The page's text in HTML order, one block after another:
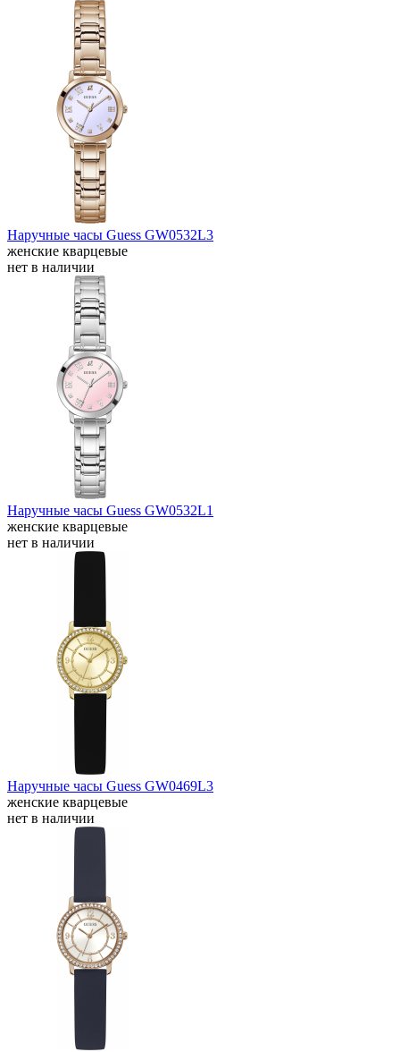
Наручные часы Guess GW0532L3
женские кварцевые
нет в наличии
Наручные часы Guess GW0532L1
женские кварцевые
нет в наличии
Наручные часы Guess GW0469L3
женские кварцевые
нет в наличии